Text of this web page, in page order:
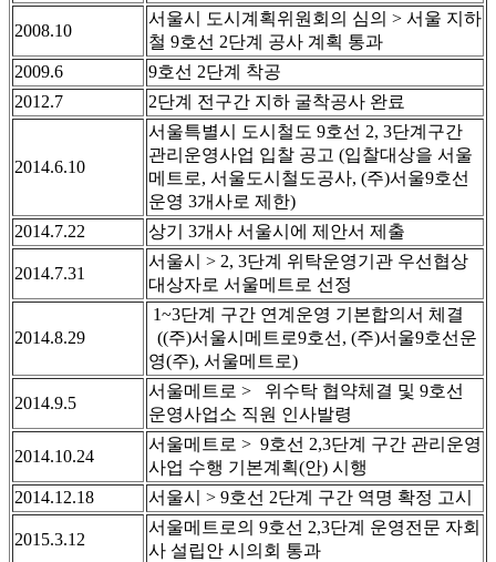
2008.10
서울시 도시계획위원회의 심의 > 서울 지하
철 9호선 2단계 공사 계획 통과
2009.6
9호선 2단계 착공
2012.7
2단계 전구간 지하 굴착공사 완료
2014.6.10
서울특별시 도시철도 9호선 2, 3단계구간
관리운영사업 입찰 공고 (입찰대상을 서울
메트로, 서울도시철도공사, (주)서울9호선
운영 3개사로 제한)
2014.7.22
상기 3개사 서울시에 제안서 제출
2014.7.31
서울시 > 2, 3단계 위탁운영기관 우선협상
대상자로 서울메트로 선정
2014.8.29
1~3단계 구간 연계운영 기본합의서 체결
((주)서울시메트로9호선, (주)서울9호선운
영(주), 서울메트로)
2014.9.5
서울메트로 > 위수탁 협약체결 및 9호선
운영사업소 직원 인사발령
2014.10.24
서울메트로 > 9호선 2,3단계 구간 관리운영
사업 수행 기본계획(안) 시행
2014.12.18
서울시 > 9호선 2단계 구간 역명 확정 고시
2015.3.12
서울메트로의 9호선 2,3단계 운영전문 자회
사 설립안 시의회 통과